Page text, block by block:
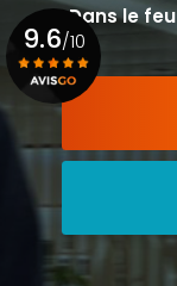
Dans le
9.6/10
Voir le certificat